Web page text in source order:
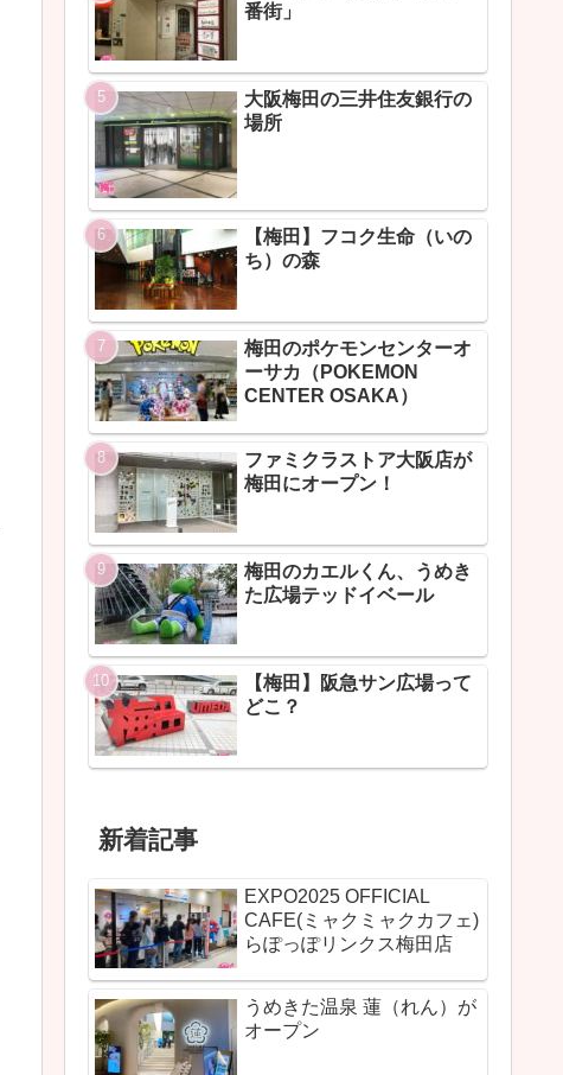
番街」
大阪梅田の三井住友銀行の
場所
【梅田】フコク生命（いの
ち）の森
梅田のポケモンセンターオ
ーサカ（POKEMON
CENTER OSAKA）
ファミクラストア大阪店が
梅田にオープン！
梅田のカエルくん、うめき
た広場テッドイベール
【梅田】阪急サン広場って
どこ？
新着記事
EXPO2025 OFFICIAL
CAFE(ミャクミャクカフェ)
らぽっぽリンクス梅田店
うめきた温泉 蓮（れん）が
オープン